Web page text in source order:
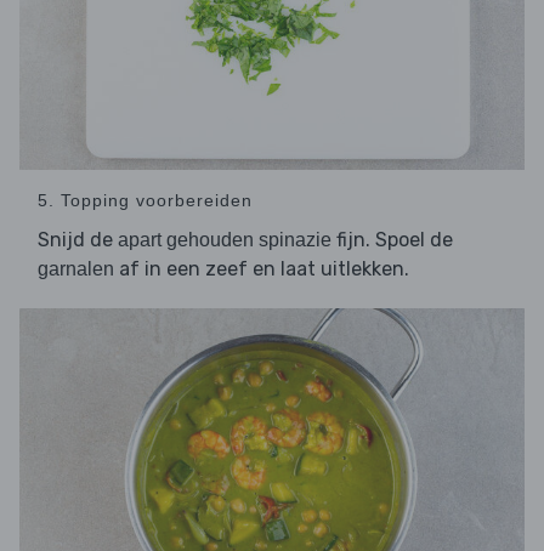
5. Topping voorbereiden
Snijd de apart gehouden spinazie fijn. Spoel de
garnalen af in een zeef en laat uitlekken.